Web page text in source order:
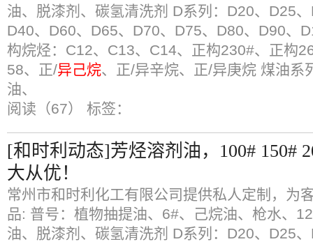
油、脱漆剂、碳氢清洗剂 D系列：D20、D25
D40、D60、D65、D70、D75、D80、D90、
构烷烃：C12、C13、C14、正构230#、正构
58、正/异己烷、正/异辛烷、正/异庚烷 煤油系
油、
阅读（67） 标签：
[和时利动态]芳烃溶剂油，100# 150#
大从优！
常州市和时利化工有限公司提供私人定制，为
品: 普号：植物抽提油、6#、己烷油、枪水、
油、脱漆剂、碳氢清洗剂 D系列：D20、D25